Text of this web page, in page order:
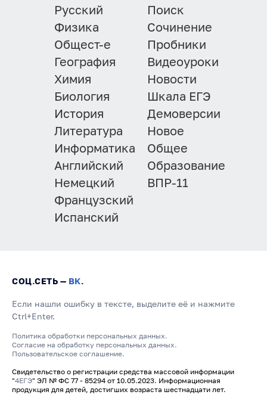
Русский
Физика
Общест-е
География
Химия
Биология
История
Литература
Информатика
Английский
Немецкий
Французский
Испанский
Поиск
Сочинение
Пробники
Видеоуроки
Новости
Шкала ЕГЭ
Демоверсии
Новое
Общее
Образование
ВПР-11
СОЦ.СЕТЬ — ВК.
Если нашли ошибку в тексте, выделите её и нажмите
Ctrl+Enter.
Политика обработки персональных данных.
Согласие на обработку персональных данных.
Пользовательское соглашение.
Свидетельство о регистрации средства массовой информации
"4ЕГЭ" ЭЛ № ФС 77 - 85294 от 10.05.2023. Информационная
продукция для детей, достигших возраста шестнадцати лет.